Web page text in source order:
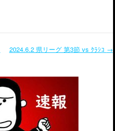
2024.6.2 県リーグ 第3節 vs ｸﾗｼｺ →